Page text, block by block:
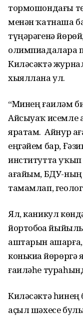
тормошондағы
менән ҡатнаша
түңәрәгенә
олимпиадаларҙа
Киләсәктә
хыяллана ул.
“Минең ғаиләм
Айсыуаҡ исемле
яратам. Айнур
еңгәйем бар,
институтта
ағайым, БДУ-ның
тамамлап,
Ял, каникул
йортобоҙҙа
аштарын
конькиҙа йөрөргә
ғаиләһе
Киләсәктә
аҫыл шәхесе